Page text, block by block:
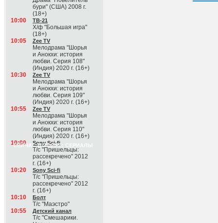
бури" (США) 2008 г.
(18+)
10:00
ТВ-21
Х/ф "Большая игра"
(18+)
10:05
Zee TV
Мелодрама "Шорья
и Анокхи: история
любви. Серия 108"
(Индия) 2020 г. (16+)
10:30
Zee TV
Мелодрама "Шорья
и Анокхи: история
любви. Серия 109"
(Индия) 2020 г. (16+)
10:55
Zee TV
Мелодрама "Шорья
и Анокхи: история
любви. Серия 110"
(Индия) 2020 г. (16+)
СЕЙЧАС В ЭФИРЕ: СЕРИАЛЫ
10:00 Sony Sci-fi
Т/с "Пришельцы:
рассекречено" 2012
г. (16+)
10:20
Sony Sci-fi
Т/с "Пришельцы:
рассекречено" 2012
г. (16+)
10:10
Болт
Т/с "Маэстро"
10:55
Детский канал
Т/с "Смешарики.